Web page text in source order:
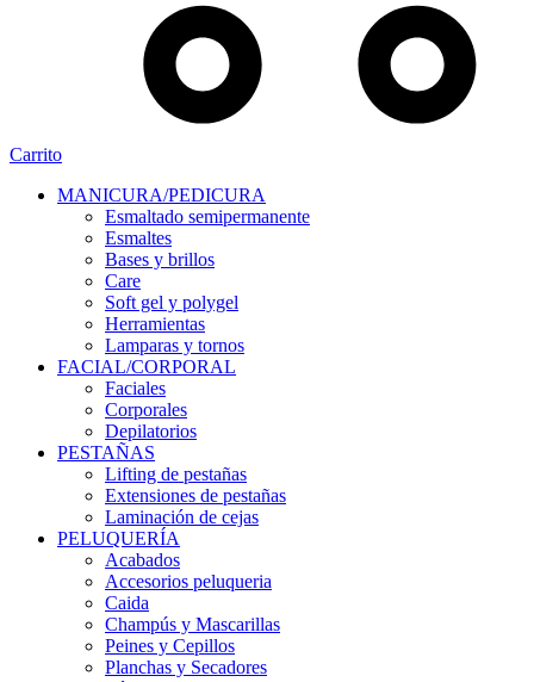
Carrito
MANICURA/PEDICURA
Esmaltado semipermanente
Esmaltes
Bases y brillos
Care
Soft gel y polygel
Herramientas
Lamparas y tornos
FACIAL/CORPORAL
Faciales
Corporales
Depilatorios
PESTAÑAS
Lifting de pestañas
Extensiones de pestañas
Laminación de cejas
PELUQUERÍA
Acabados
Accesorios peluqueria
Caida
Champús y Mascarillas
Peines y Cepillos
Planchas y Secadores